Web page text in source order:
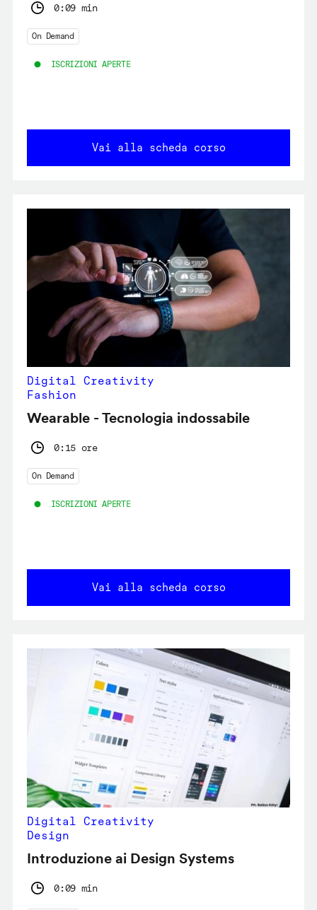
0:09 min
On Demand
ISCRIZIONI APERTE
Vai alla scheda corso
Digital Creativity
Fashion
Wearable - Tecnologia indossabile
0:15 ore
On Demand
ISCRIZIONI APERTE
Vai alla scheda corso
Digital Creativity
Design
Introduzione ai Design Systems
0:09 min